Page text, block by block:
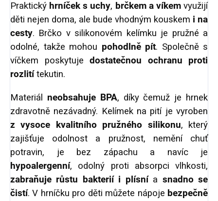
Praktický hrníček s uchy, brčkem a víkemvyužijí
děti nejen doma, ale bude vhodným kouskem i na
cesty. Brčko v silikonovém kelímku je pružné a
odolné, takže mohou pohodlně pít. Společně s
víčkem poskytuje dostatečnou ochranu proti
rozlitítekutin.
Materiál neobsahuje BPA, díky čemuž je hrnek
zdravotně nezávadný. Kelímek na pití je vyroben
z vysoce kvalitního pružného silikonu, který
zajišťuje odolnost a pružnost, nemění chuť
potravin, je bez zápachu a navíc je
hypoalergenní, odolný proti absorpci vlhkosti,
zabraňuje růstu bakterií i plísnía snadno se
čistí. V hrníčku pro děti můžete nápoje bezpečně